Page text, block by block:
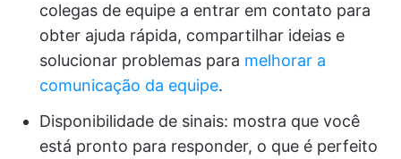
colegas de equipe a entrar em contato para
obter ajuda rápida, compartilhar ideias e
solucionar problemas para melhorar a
comunicação da equipe.
Disponibilidade de sinais: mostra que você
está pronto para responder, o que é perfeito